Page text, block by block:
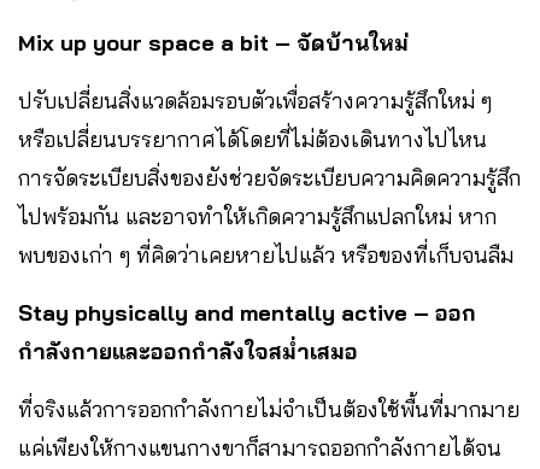
Mix up your space a bit – จัดบ้านใหม่
ปรับเปลี่ยนสิ่งแวดล้อมรอบตัวเพื่อสร้างความรู้สึกใหม่ ๆ
หรือเปลี่ยนบรรยากาศได้โดยที่ไม่ต้องเดินทางไปไหน
การจัดระเบียบสิ่งของยังช่วยจัดระเบียบความคิดความรู้สึก
ไปพร้อมกัน และอาจทำให้เกิดความรู้สึกแปลกใหม่ หาก
พบของเก่า ๆ ที่คิดว่าเคยหายไปแล้ว หรือของที่เก็บจนลืม
Stay physically and mentally active – ออก
กำลังกายและออกกำลังใจสม่ำเสมอ
ที่จริงแล้วการออกกำลังกายไม่จำเป็นต้องใช้พื้นที่มากมาย
แค่เพียงให้กางแขนกางขาก็สามารถออกกำลังกายได้จน